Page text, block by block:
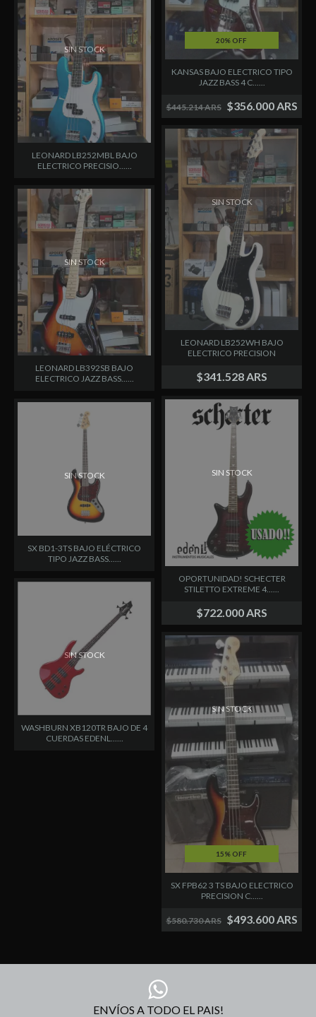
20% OFF
KANSAS BAJO ELECTRICO TIPO
JAZZ BASS 4 C......
$445.214 ARS $356.000 ARS
SIN STOCK
LEONARD LB252MBL BAJO
ELECTRICO PRECISIO......
SIN STOCK
LEONARD LB252WH BAJO
ELECTRICO PRECISION
$341.528 ARS
SIN STOCK
LEONARD LB392SB BAJO
ELECTRICO JAZZ BASS......
SIN STOCK
OPORTUNIDAD! SCHECTER
STILETTO EXTREME 4......
$722.000 ARS
SIN STOCK
SX BD1-3TS BAJO ELÉCTRICO
TIPO JAZZ BASS......
15% OFF
SIN STOCK
SX FPB62 3 TS BAJO ELECTRICO
PRECISION C......
$580.730 ARS $493.600 ARS
SIN STOCK
WASHBURN XB120TR BAJO DE 4
CUERDAS EDENL......
ENVÍOS A TODO EL PAIS!